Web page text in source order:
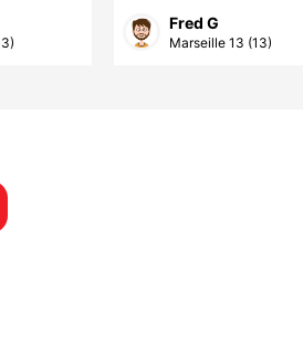
une fois dans
Fred G
Marseille 13 (13)